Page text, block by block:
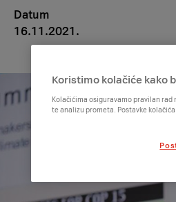
Datum
16.11.2021.
Koristimo kolačiće kako
Kolačićima osiguravamo pravilan
te analizu prometa. Postavke